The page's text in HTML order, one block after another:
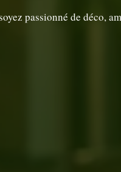
passionné de déco,